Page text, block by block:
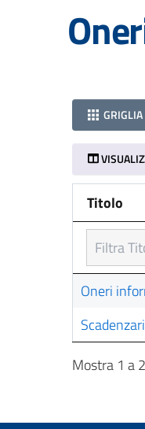
GRIGLIA
Titolo
Titolo
Oneri
Mostra 1 a